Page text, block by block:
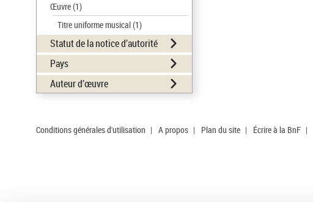
Œuvre(1)
Titre uniforme musical(1)
Statut de la notice d’autorité
Pays
Auteur d’œuvre
Conditions générales d'utilisation | A propos | Plan du site | Écrire à la BnF |